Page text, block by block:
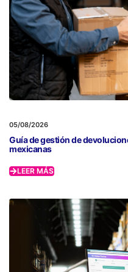
05/08/2026
Guía de gestión de
mexicanas
LEER MÁS